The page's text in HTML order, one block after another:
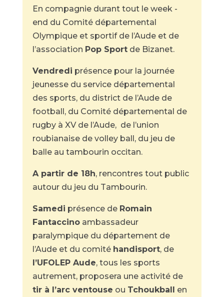
En compagnie durant tout le week -
end du Comité départemental
Olympique et sportif de l’Aude et de
l’association Pop Sportde Bizanet.
Vendredi présence pour la journée
jeunesse du service départemental
des sports, du district de l’Aude de
football, du Comité départemental de
rugby à XV de l’Aude, de l’union
roubianaise de volley ball, du jeu de
balle au tambourin occitan.
A partir de 18h, rencontres tout public
autour du jeu du Tambourin.
Samedi présence de Romain
Fantaccinoambassadeur
paralympique du département de
l’Aude et du comité handisport, de
l’UFOLEP Aude, tous les sports
autrement, proposera une activité de
tir à l’arc ventouse ou Tchoukball en